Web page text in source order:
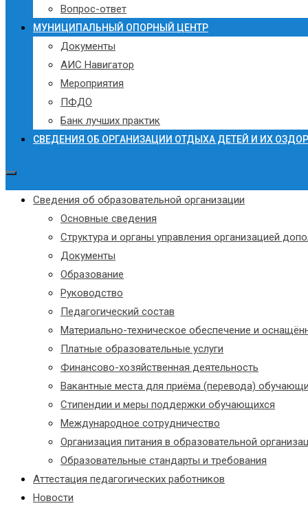
Вопрос-ответ
МУНИЦИПАЛЬНЫЙ ОПОРНЫЙ ЦЕНТР
Документы
АИС Навигатор
Мероприятия
ПФДО
Банк лучших практик
СВЕДЕНИЯ ОБ ОРГАНИЗАЦИИ ОТДЫХА ДЕТЕЙ И ИХ
Сведения об образовательной организации
Основные сведения
Структура и органы управления организацией
Документы
Образование
Руководство
Педагогический состав
Материально-техническое обеспечение и
Платные образовательные услуги
Финансово-хозяйственная деятельность
Вакантные места для приёма (перевода)
Стипендии и меры поддержки обучающихся
Международное сотрудничество
Организация питания в образовательной
Образовательные стандарты и требования
Аттестация педагогических работников
Новости